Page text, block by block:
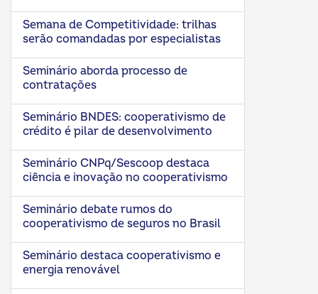
Semana de Competitividade: trilhas
serão comandadas por especialistas
Seminário aborda processo de
contratações
Seminário BNDES: cooperativismo de
crédito é pilar de desenvolvimento
Seminário CNPq/Sescoop destaca
ciência e inovação no cooperativismo
Seminário debate rumos do
cooperativismo de seguros no Brasil
Seminário destaca cooperativismo e
energia renovável